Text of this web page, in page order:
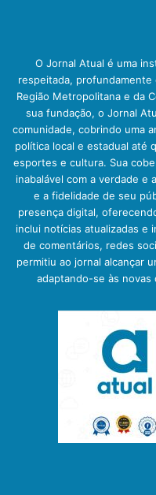
O Jornal Atual é uma
respeitada, profundamente
Região Metropolitana e da
sua fundação, o Jornal
comunidade, cobrindo uma
política local e estadual até
esportes e cultura. Sua
inabalável com a verdade e
e a fidelidade de seu
presença digital,
inclui notícias atualizadas e
de comentários, redes
permitiu ao jornal alcançar
adaptando-se às novas